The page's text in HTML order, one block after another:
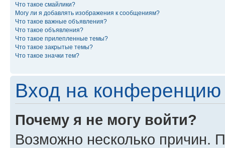
Что такое смайлики?
Могу ли я добавлять изображения к сообщениям?
Что такое важные объявления?
Что такое объявления?
Что такое прилепленные темы?
Что такое закрытые темы?
Что такое значки тем?
Вход на конференцию
Почему я не могу войти?
Возможно несколько причин.